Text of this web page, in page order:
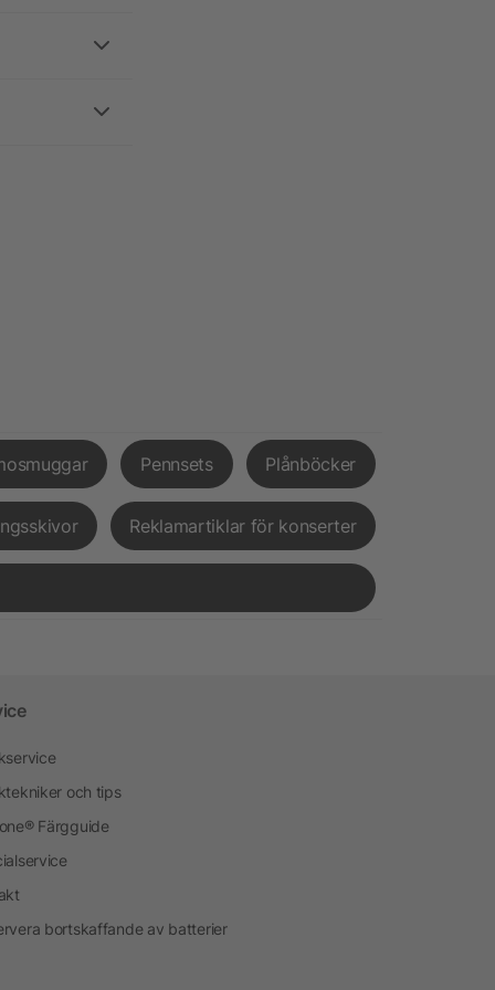
Pennsets Plånböcker
Reklamartiklar för konserter
och tips
Färgguide
bortskaffande av batterier